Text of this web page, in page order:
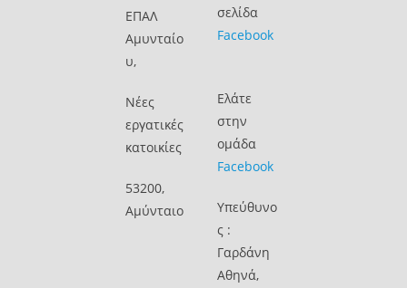
ΕΠΑΛ
Αμυνταίο
υ,
Νέες
εργατικές
κατοικίες
53200,
Αμύνταιο
σελίδα
Facebook
Ελάτε
στην
ομάδα
Facebook
Υπεύθυνο
ς :
Γαρδάνη
Αθηνά,